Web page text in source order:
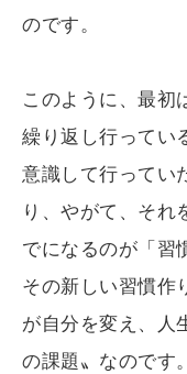
のです。
このように、最初
繰り返し行ってい
意識して行ってい
り、やがて、それ
でになるのが「習
その新しい習慣作
が自分を変え、人
の課題〟なのです。